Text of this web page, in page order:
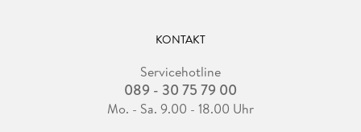
KONTAKT
Servicehotline
089 - 30 75 79 00
Mo. - Sa. 9.00 - 18.00 Uhr